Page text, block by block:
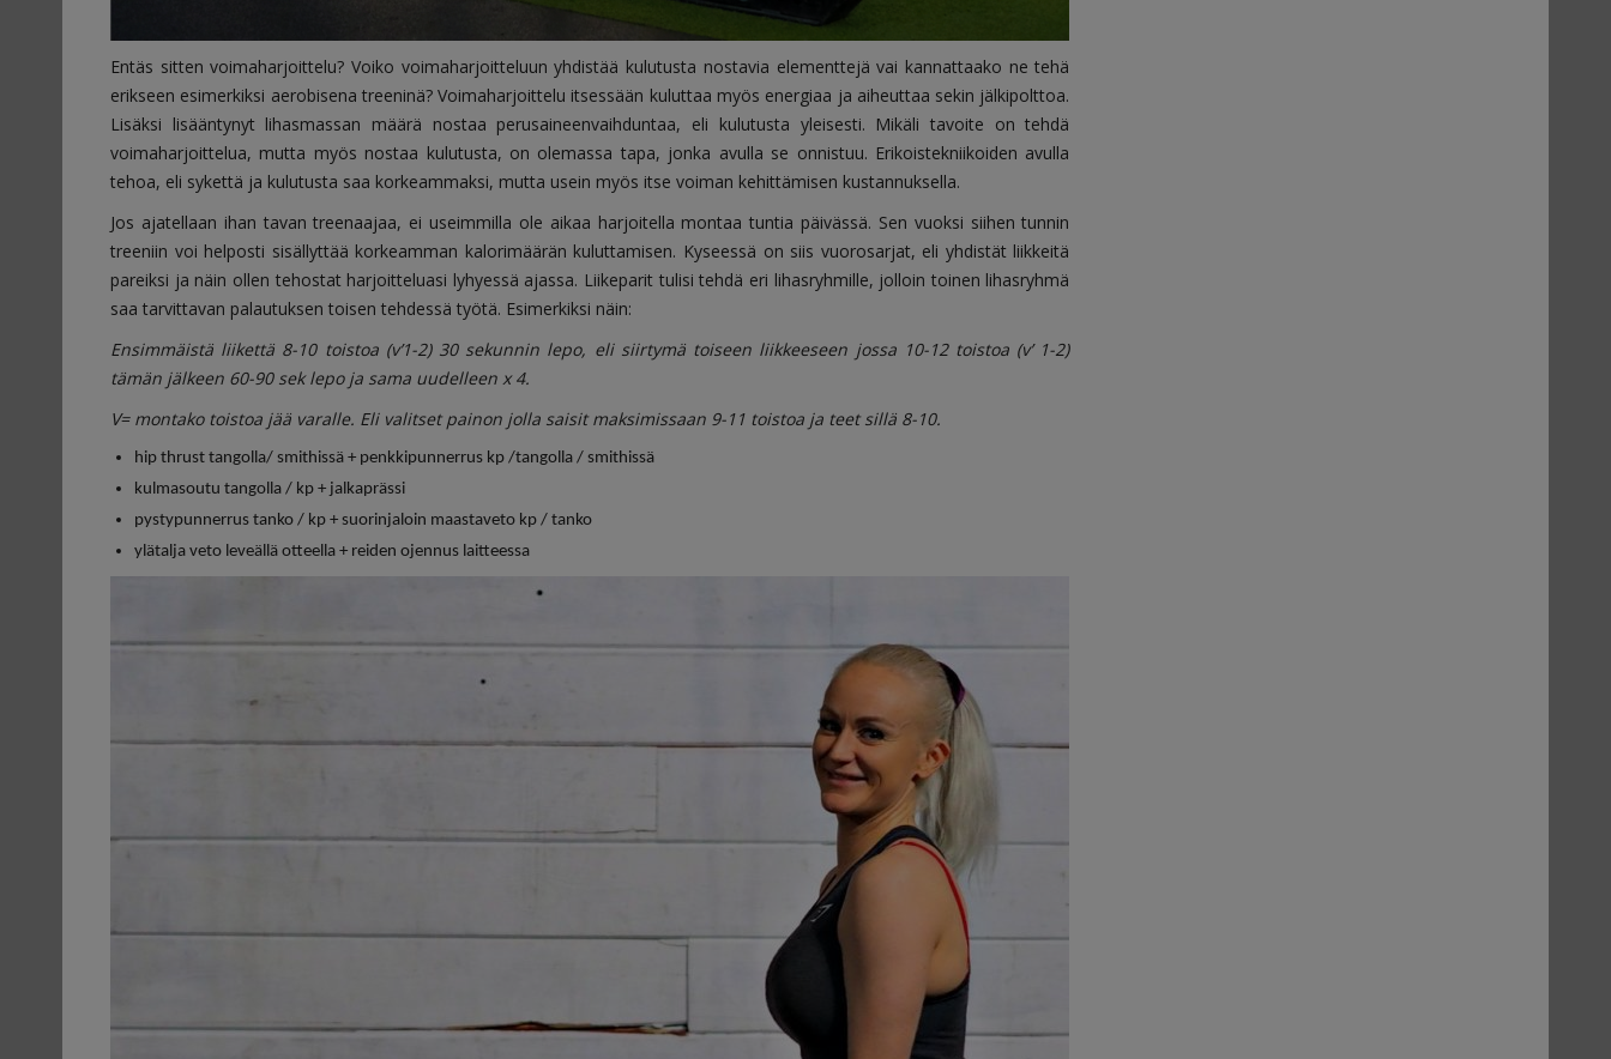
Entäs sitten voimaharjoittelu? Voiko voimaharjoitteluun yhdistää kulutusta nostavia elementtejä vai kannattaako ne tehä
erikseen esimerkiksi aerobisena treeninä? Voimaharjoittelu itsessään kuluttaa myös energiaa ja aiheuttaa sekin jälkipolttoa.
Lisäksi lisääntynyt lihasmassan määrä nostaa perusaineenvaihduntaa, eli kulutusta yleisesti. Mikäli tavoite on tehdä
voimaharjoittelua, mutta myös nostaa kulutusta, on olemassa tapa, jonka avulla se onnistuu. Erikoistekniikoiden avulla
tehoa, eli sykettä ja kulutusta saa korkeammaksi, mutta usein myös itse voiman kehittämisen kustannuksella.
Jos ajatellaan ihan tavan treenaajaa, ei useimmilla ole aikaa harjoitella montaa tuntia päivässä. Sen vuoksi siihen tunnin
treeniin voi helposti sisällyttää korkeamman kalorimäärän kuluttamisen. Kyseessä on siis vuorosarjat, eli yhdistät liikkeitä
pareiksi ja näin ollen tehostat harjoitteluasi lyhyessä ajassa. Liikeparit tulisi tehdä eri lihasryhmille, jolloin toinen lihasryhmä
saa tarvittavan palautuksen toisen tehdessä työtä. Esimerkiksi näin:
Ensimmäistä liikettä 8-10 toistoa (v’1-2) 30 sekunnin lepo, eli siirtymä toiseen liikkeeseen jossa 10-12 toistoa (v’ 1-2)
tämän jälkeen 60-90 sek lepo ja sama uudelleen x 4.
V= montako toistoa jää varalle. Eli valitset painon jolla saisit maksimissaan 9-11 toistoa ja teet sillä 8-10.
hip thrust tangolla/ smithissä + penkkipunnerrus kp /tangolla / smithissä
kulmasoutu tangolla / kp + jalkaprässi
pystypunnerrus tanko / kp + suorinjaloin maastaveto kp / tanko
ylätalja veto leveällä otteella + reiden ojennus laitteessa